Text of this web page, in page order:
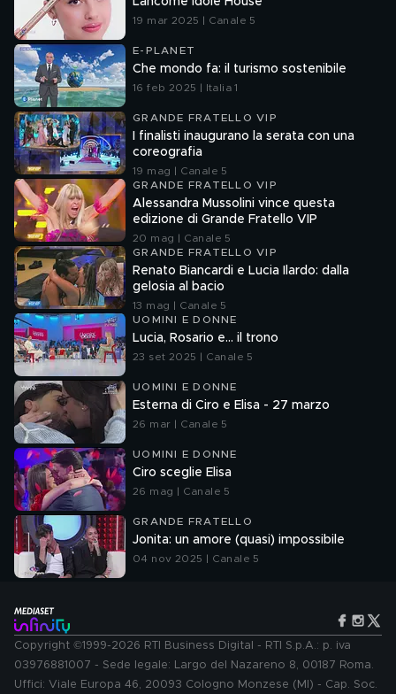
19 mar 2025 | Canale 5
E-PLANET
Che mondo fa: il turismo sostenibile
16 feb 2025 | Italia 1
GRANDE FRATELLO VIP
I finalisti inaugurano la serata con una
coreografia
19 mag | Canale 5
GRANDE FRATELLO VIP
Alessandra Mussolini vince questa
edizione di Grande Fratello VIP
20 mag | Canale 5
GRANDE FRATELLO VIP
Renato Biancardi e Lucia Ilardo: dalla
gelosia al bacio
13 mag | Canale 5
UOMINI E DONNE
Lucia, Rosario e... il trono
23 set 2025 | Canale 5
UOMINI E DONNE
Esterna di Ciro e Elisa - 27 marzo
26 mar | Canale 5
UOMINI E DONNE
Ciro sceglie Elisa
26 mag | Canale 5
GRANDE FRATELLO
Jonita: un amore (quasi) impossibile
04 nov 2025 | Canale 5
Copyright ©1999-2026 RTI Business Digital - RTI S.p.A.: p. iva
03976881007 - Sede legale: Largo del Nazareno 8, 00187 Roma.
Uffici: Viale Europa 46, 20093 Cologno Monzese (MI) - Cap. Soc.